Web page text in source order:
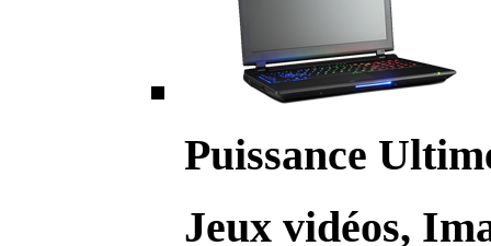
Puissance
Jeux vidéos,